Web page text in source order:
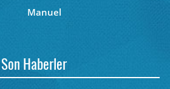
Manuel
Son Haberler